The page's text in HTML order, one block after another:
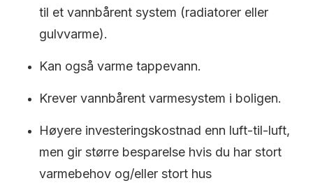
til et vannbårent system (radiatorer eller
gulvvarme).
Kan også varme tappevann.
Krever vannbårent varmesystem i boligen.
Høyere investeringskostnad enn luft-til-luft,
men gir større besparelse hvis du har stort
varmebehov og/eller stort hus